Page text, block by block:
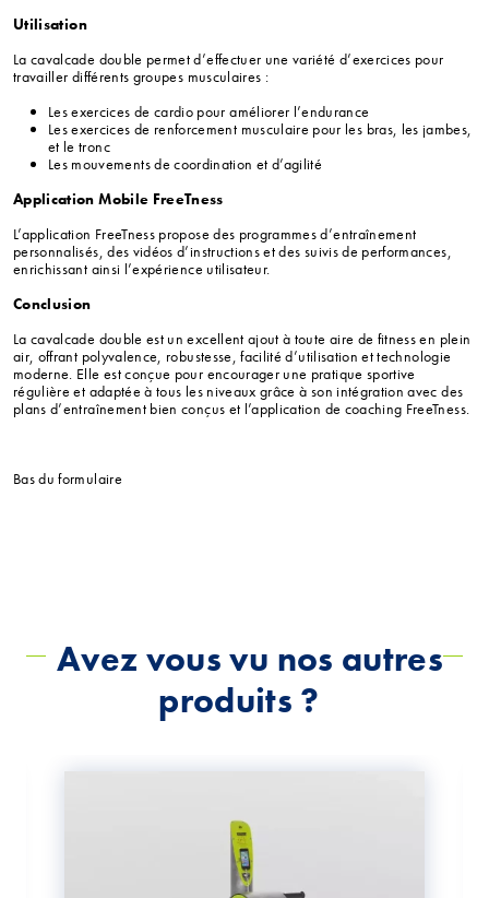
Utilisation
La cavalcade double permet d’effectuer une variété d’exercices pour
travailler différents groupes musculaires :
Les exercices de cardio pour améliorer l’endurance
Les exercices de renforcement musculaire pour les bras, les jambes,
et le tronc
Les mouvements de coordination et d’agilité
Application Mobile FreeTness
L’application FreeTness propose des programmes d’entraînement
personnalisés, des vidéos d’instructions et des suivis de performances,
enrichissant ainsi l’expérience utilisateur.
Conclusion
La cavalcade double est un excellent ajout à toute aire de fitness en plein
air, offrant polyvalence, robustesse, facilité d’utilisation et technologie
moderne. Elle est conçue pour encourager une pratique sportive
régulière et adaptée à tous les niveaux grâce à son intégration avec des
plans d’entraînement bien conçus et l’application de coaching FreeTness.
Bas du formulaire
Avez vous vu nos autres
produits ?